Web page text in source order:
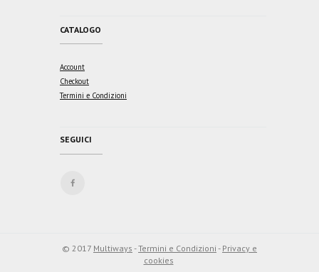
CATALOGO
Account
Checkout
Termini e Condizioni
SEGUICI
© 2017 Multiways -Termini e Condizioni - Privacy e
cookies